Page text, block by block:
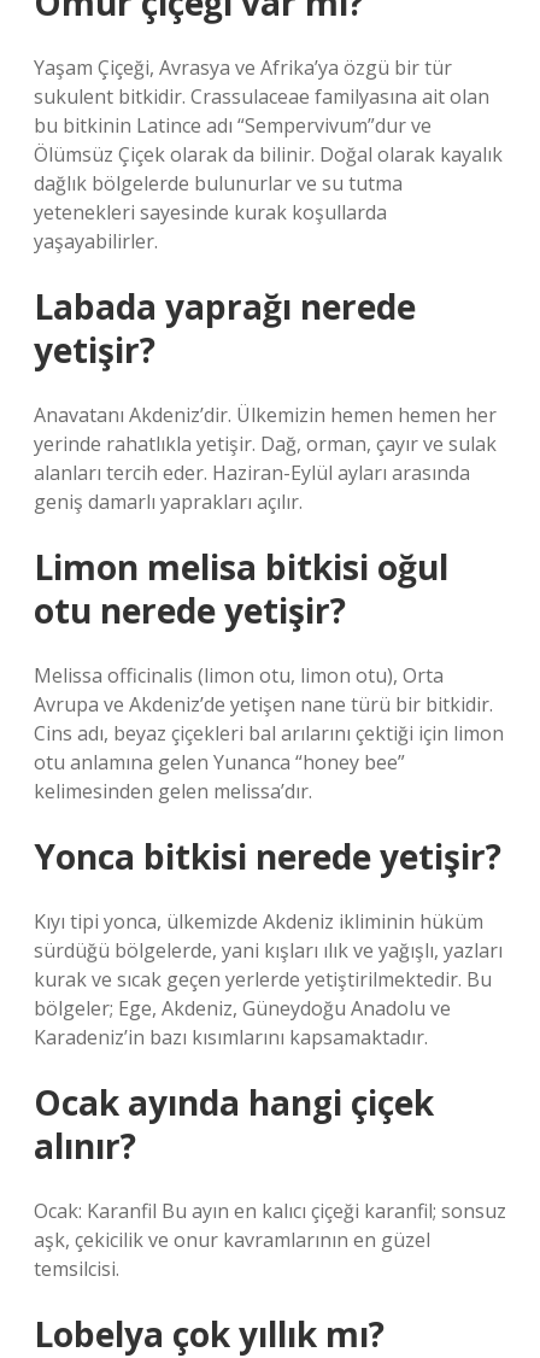
Yaşam Çiçeği, Avrasya ve Afrika’ya özgü bir tür
sukulent bitkidir. Crassulaceae familyasına ait olan
bu bitkinin Latince adı “Sempervivum”dur ve
Ölümsüz Çiçek olarak da bilinir. Doğal olarak kayalık
dağlık bölgelerde bulunurlar ve su tutma
yetenekleri sayesinde kurak koşullarda
yaşayabilirler.
Labada yaprağı nerede
yetişir?
Anavatanı Akdeniz’dir. Ülkemizin hemen hemen her
yerinde rahatlıkla yetişir. Dağ, orman, çayır ve sulak
alanları tercih eder. Haziran-Eylül ayları arasında
geniş damarlı yaprakları açılır.
Limon melisa bitkisi oğul
otu nerede yetişir?
Melissa officinalis (limon otu, limon otu), Orta
Avrupa ve Akdeniz’de yetişen nane türü bir bitkidir.
Cins adı, beyaz çiçekleri bal arılarını çektiği için limon
otu anlamına gelen Yunanca “honey bee”
kelimesinden gelen melissa’dır.
Yonca bitkisi nerede yetişir?
Kıyı tipi yonca, ülkemizde Akdeniz ikliminin hüküm
sürdüğü bölgelerde, yani kışları ılık ve yağışlı, yazları
kurak ve sıcak geçen yerlerde yetiştirilmektedir. Bu
bölgeler; Ege, Akdeniz, Güneydoğu Anadolu ve
Karadeniz’in bazı kısımlarını kapsamaktadır.
Ocak ayında hangi çiçek
alınır?
Ocak: Karanfil Bu ayın en kalıcı çiçeği karanfil; sonsuz
aşk, çekicilik ve onur kavramlarının en güzel
temsilcisi.
Lobelya çok yıllık mı?